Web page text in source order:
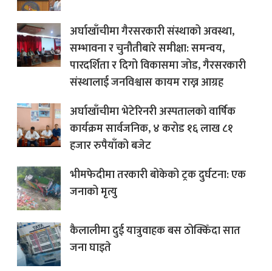
अर्घाखाँचीमा गैरसरकारी संस्थाको अवस्था,
सम्भावना र चुनौतीबारे समीक्षा: समन्वय,
पारदर्शिता र दिगो विकासमा जोड, गैरसरकारी
संस्थालाई जनविश्वास कायम राख्न आग्रह
अर्घाखाँचीमा भेटेरिनरी अस्पतालको वार्षिक
कार्यक्रम सार्वजनिक, ४ करोड १६ लाख ८१
हजार रुपैयाँको बजेट
भीमफेदीमा तरकारी बोकेको ट्रक दुर्घटना: एक
जनाको मृत्यु
कैलालीमा दुई यात्रुवाहक बस ठोक्किँदा सात
जना घाइते